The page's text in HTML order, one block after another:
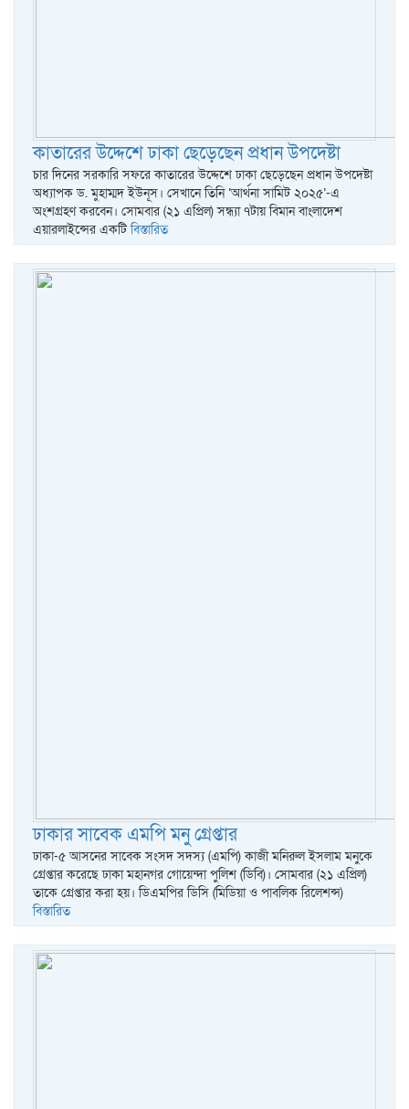
কাতারের উদ্দেশে ঢাকা ছেড়েছেন প্রধান উপদেষ্টা
চার দিনের সরকারি সফরে কাতারের উদ্দেশে ঢাকা ছেড়েছেন প্রধান উপদেষ্টা
অধ্যাপক ড. মুহাম্মদ ইউনূস। সেখানে তিনি ‘আর্থনা সামিট ২০২৫’-এ
অংশগ্রহণ করবেন। সোমবার (২১ এপ্রিল) সন্ধ্যা ৭টায় বিমান বাংলাদেশ
এয়ারলাইন্সের একটিবিস্তারিত
ঢাকার সাবেক এমপি মনু গ্রেপ্তার
ঢাকা-৫ আসনের সাবেক সংসদ সদস্য (এমপি) কাজী মনিরুল ইসলাম মনুকে
গ্রেপ্তার করেছে ঢাকা মহানগর গোয়েন্দা পুলিশ (ডিবি)। সোমবার (২১ এপ্রিল)
তাকে গ্রেপ্তার করা হয়। ডিএমপির ডিসি (মিডিয়া ও পাবলিক রিলেশন্স)
বিস্তারিত